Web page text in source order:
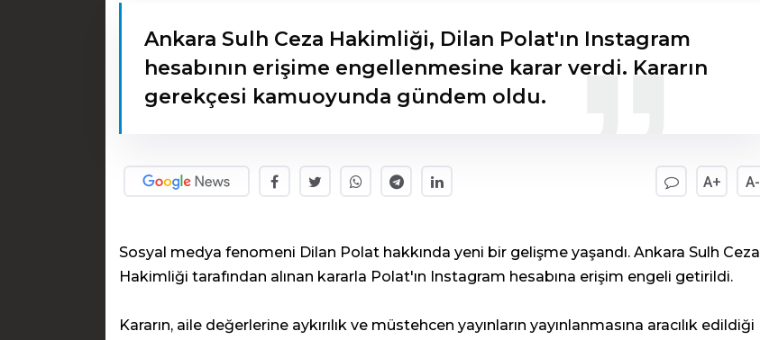
Ankara Sulh Ceza Hakimliği, Dilan Polat'ın Instagram
hesabının erişime engellenmesine karar verdi. Kararın
gerekçesi kamuoyunda gündem oldu.
A+ A-
Sosyal medya fenomeni Dilan Polat hakkında yeni bir gelişme yaşandı. Ankara Sulh Ceza
Hakimliği tarafından alınan kararla Polat'ın Instagram hesabına erişim engeli getirildi.
Kararın, aile değerlerine aykırılık ve müstehcen yayınların yayınlanmasına aracılık edildiği